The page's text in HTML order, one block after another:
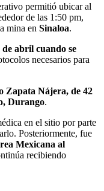
permitió ubicar al
de las 1:50 pm,
mina en Sinaloa.
de abril cuando se
necesarios para
Zapata Nájera, de 42
Durango.
en el sitio por parte
Posteriormente, fue
Mexicana al
recibiendo